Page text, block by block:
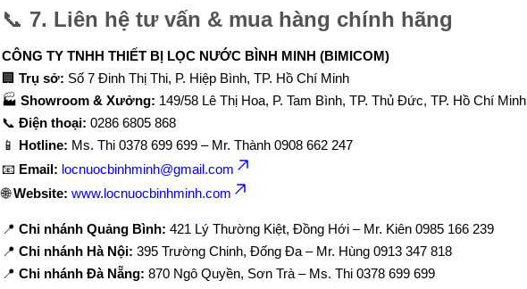
📞 7. Liên hệ tư vấn & mua hàng chính hãng
CÔNG TY TNHH THIẾT BỊ LỌC NƯỚC BÌNH MINH (BIMICOM)
🏢 Trụ sở: Số 7 Đinh Thị Thi, P. Hiệp Bình, TP. Hồ Chí Minh
🏭 Showroom & Xưởng: 149/58 Lê Thị Hoa, P. Tam Bình, TP. Thủ Đức, TP. Hồ Chí Minh
📞 Điện thoại: 0286 6805 868
📱 Hotline: Ms. Thi 0378 699 699 – Mr. Thành 0908 662 247
📧 Email: locnuocbinhminh@gmail.com
🌐Website: www.locnuocbinhminh.com
📍 Chi nhánh Quảng Bình: 421 Lý Thường Kiệt, Đồng Hới – Mr. Kiên 0985 166 239
📍 Chi nhánh Hà Nội: 395 Trường Chinh, Đống Đa – Mr. Hùng 0913 347 818
📍 Chi nhánh Đà Nẵng: 870 Ngô Quyền, Sơn Trà – Ms. Thi 0378 699 699